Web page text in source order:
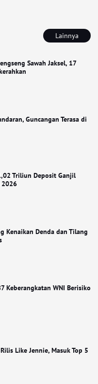
Lainnya
Sawah Jaksel, 17
Guncangan Terasa di
Triliun Deposit Ganjil
2026
Kenaikan Denda dan Tilang
Keberangkatan WNI Berisiko
Like Jennie, Masuk Top 5